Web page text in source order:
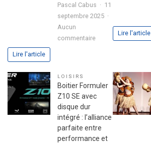
Pascal Cabus
11
septembre 2025
Aucun
commentairesur
réussir
son
premier
investissement
immobilier
en
toute
Lire l'article
Lire l'article
LOISIRS
Boitier Formuler
Z10 SE avec
disque dur
intégré : l’alliance
parfaite entre
performance et